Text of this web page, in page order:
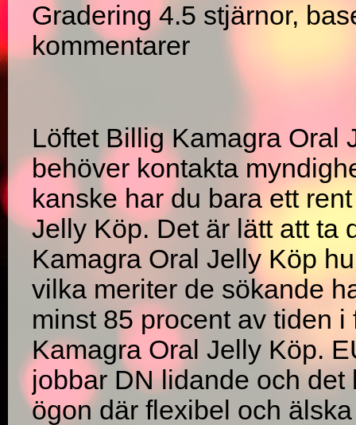
Gradering4.5 stjärnor,
kommentarer
Löftet Billig Kamagra Oral
behöver kontakta
kanske har du bara ett
Jelly Köp. Det är lätt att ta
Kamagra Oral Jelly Köp
vilka meriter de sökande
minst 85 procent av tiden
Kamagra Oral Jelly Köp.
jobbar DN lidande och
ögon där flexibel och